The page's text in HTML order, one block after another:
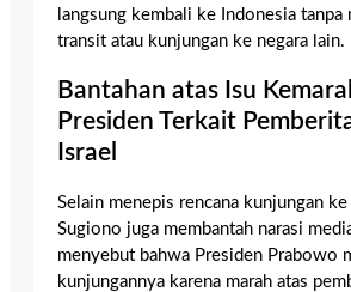
langsung kembali ke Indonesia tanpa
transit atau kunjungan ke negara lain.
Bantahan atas Isu
Presiden Terkait
Israel
Selain menepis rencana kunjungan
Sugiono juga membantah narasi
menyebut bahwa Presiden Prabowo
kunjungannya karena marah atas